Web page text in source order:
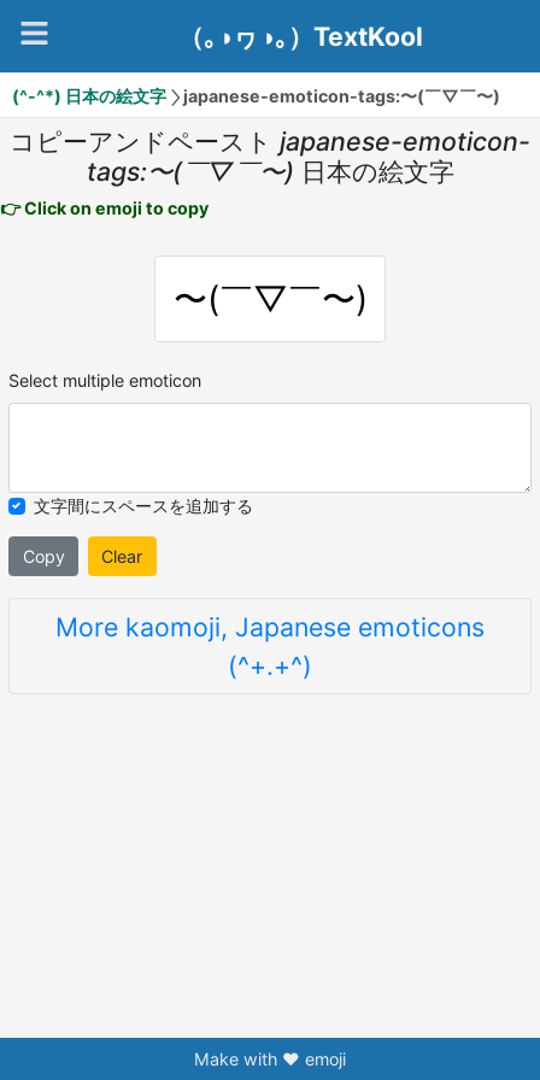
（｡◑ヮ◑｡）TextKool
(^-^*) 日本の絵文字 japanese-emoticon-tags:〜(￣▽￣〜)
コピーアンドペースト japanese-emoticon-
tags:〜(￣▽￣〜) 日本の絵文字
👉 Click on emoji to copy
〜(￣▽￣〜)
Select multiple emoticon
文字間にスペースを追加する
Copy Clear
More kaomoji, Japanese emoticons
(^+.+^)
Make with ❤️ emoji